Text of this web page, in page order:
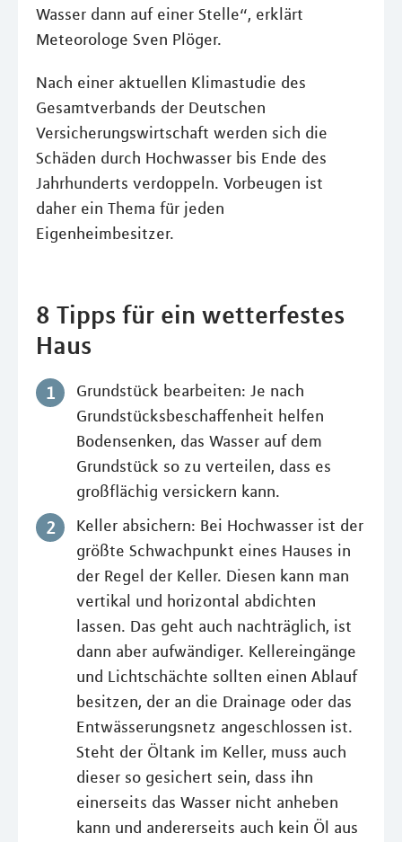
Wasser dann auf einer Stelle“, erklärt
Meteorologe Sven Plöger.
Nach einer aktuellen Klimastudie des
Gesamtverbands der Deutschen
Versicherungswirtschaft werden sich die
Schäden durch Hochwasser bis Ende des
Jahrhunderts verdoppeln. Vorbeugen ist
daher ein Thema für jeden
Eigenheimbesitzer.
8 Tipps für ein wetterfestes
Haus
Grundstück bearbeiten: Je nach
Grundstücksbeschaffenheit helfen
Bodensenken, das Wasser auf dem
Grundstück so zu verteilen, dass es
großflächig versickern kann.
Keller absichern: Bei Hochwasser ist der
größte Schwachpunkt eines Hauses in
der Regel der Keller. Diesen kann man
vertikal und horizontal abdichten
lassen. Das geht auch nachträglich, ist
dann aber aufwändiger. Kellereingänge
und Lichtschächte sollten einen Ablauf
besitzen, der an die Drainage oder das
Entwässerungsnetz angeschlossen ist.
Steht der Öltank im Keller, muss auch
dieser so gesichert sein, dass ihn
einerseits das Wasser nicht anheben
kann und andererseits auch kein Öl aus